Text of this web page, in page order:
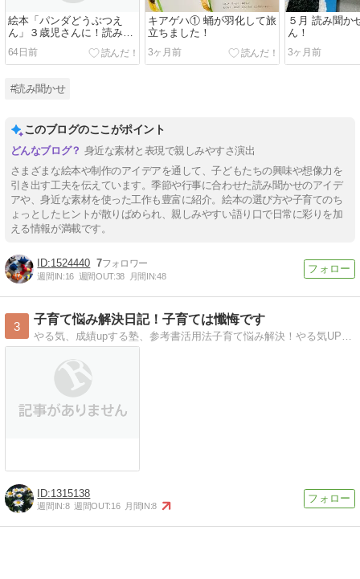
絵本「パンダどうぶつえ
ん」３歳児さんに！読み聞
かせ。
64日前
キアゲハ① 蛹が羽化して旅
立ちました！
3ヶ月前
５月 読み聞か
ん！
3ヶ月前
#読み聞かせ
このブログのここがポイント
身近な素材と表現で親しみやすさ演出
さまざまな絵本や制作のアイデアを通して、子どもたちの興味や想像力を
引き出す工夫を伝えています。季節や行事に合わせた読み聞かせのアイデ
アや、身近な素材を使った工作も豊富に紹介。絵本の選び方や子育てのち
ょっとしたヒントが散りばめられ、親しみやすい語り口で日常に彩りを加
える情報が満載です。
1524440 7
週間IN:16 週間OUT:38 月間IN:48
3
子育て悩み解決日記！子育ては懺悔です
1315138
週間IN:8 週間OUT:16 月間IN:8